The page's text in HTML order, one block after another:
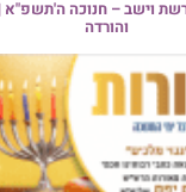
והורדה